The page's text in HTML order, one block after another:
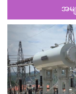
အမ
Previous